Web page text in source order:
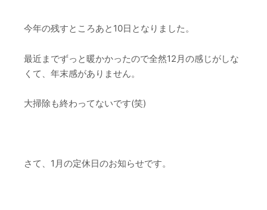
今年の残すところあと10日となりました。
最近までずっと暖かかったので全然12月の感じがしな
くて、年末感がありません。
大掃除も終わってないです(笑)
さて、1月の定休日のお知らせです。